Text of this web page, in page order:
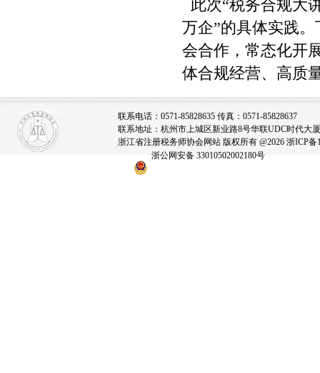
此次“税务合规大
万企”的具体实践
会合作，常态化开
体合规经营、高质
联系电话：0571-85828635 传真：0571-85828637
联系地址：杭州市上城区新业路8号华联UDC时代大
浙江省注册税务师协会网站 版权所有 @2026 浙ICP备
浙公网安备 33010502002180号